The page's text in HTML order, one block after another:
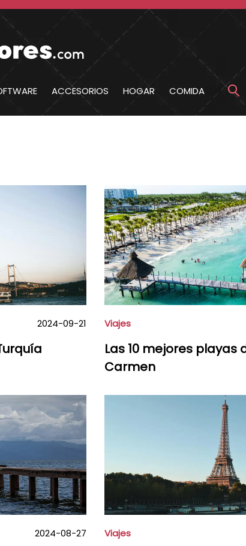
ACCESORIOS HOGAR COMIDA
2024-09-21 Viajes
Las 10 mejores playas
Carmen
2024-08-27 Viajes